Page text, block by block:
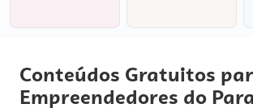
Conteúdos Gratuitos
Empreendedores do